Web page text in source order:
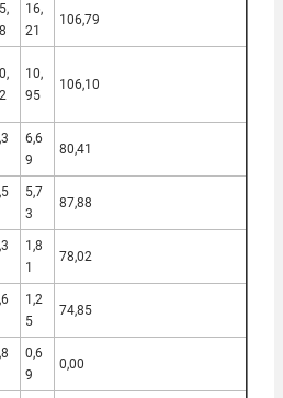
16,
21
106,79
10,
95
106,10
6,6
9
80,41
5,7
3
87,88
1,8
1
78,02
1,2
5
74,85
0,6
9
0,00